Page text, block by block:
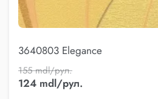
3640803 Elegance
155 mdl/рул.
124 mdl/рул.